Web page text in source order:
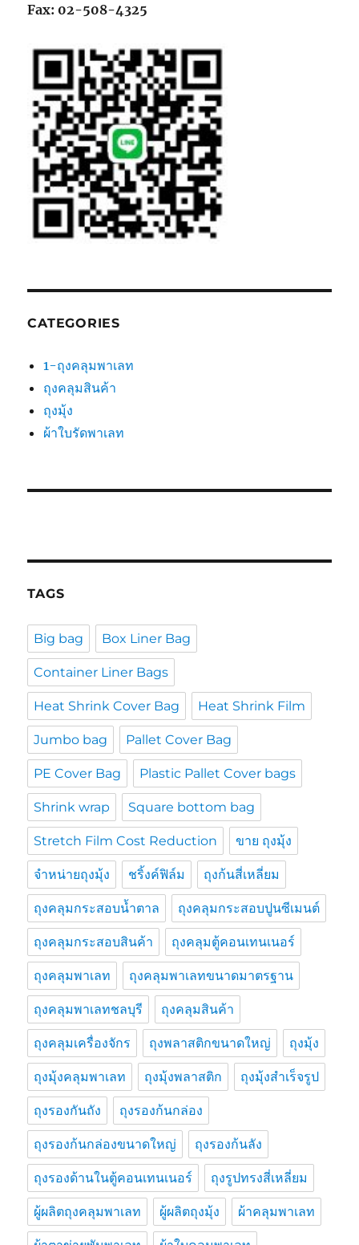
Fax: 02-508-4325
CATEGORIES
1-ถุงคลุมพาเลท
ถุงคลุมสินค้า
ถุงมุ้ง
ผ้าใบรัดพาเลท
TAGS
Big bag Box Liner Bag
Container Liner Bags
Heat Shrink Cover Bag Heat Shrink Film
Jumbo bag Pallet Cover Bag
PE Cover Bag Plastic Pallet Cover bags
Shrink wrap Square bottom bag
Stretch Film Cost Reduction ขาย ถุงมุ้ง
จำหน่ายถุงมุ้ง ชริ้งค์ฟิล์ม ถุงก้นสี่เหลี่ยม
ถุงคลุมกระสอบน้ำตาล ถุงคลุมกระสอบปูนซีเมนต์
ถุงคลุมกระสอบสินค้า ถุงคลุมตู้คอนเทนเนอร์
ถุงคลุมพาเลท ถุงคลุมพาเลทขนาดมาตรฐาน
ถุงคลุมพาเลทชลบุรี ถุงคลุมสินค้า
ถุงคลุมเครื่องจักร ถุงพลาสติกขนาดใหญ่ ถุงมุ้ง
ถุงมุ้งคลุมพาเลท ถุงมุ้งพลาสติก ถุงมุ้งสำเร็จรูป
ถุงรองกันถัง ถุงรองก้นกล่อง
ถุงรองก้นกล่องขนาดใหญ่ ถุงรองก้นลัง
ถุงรองด้านในตู้คอนเทนเนอร์ ถุงรูปทรงสี่เหลี่ยม
ผู้ผลิตถุงคลุมพาเลท ผู้ผลิตถุงมุ้ง ผ้าคลุมพาเลท